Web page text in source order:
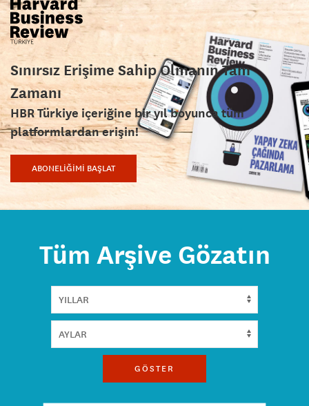
Sınırsız Erişime Sahip Olmanın Tam
Zamanı
HBR Türkiye içeriğine bir yıl boyunca tüm
platformlardan erişin!
ABONELİĞİMİ BAŞLAT
Tüm Arşive Gözatın
GÖSTER